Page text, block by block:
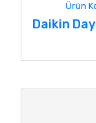
Ürün
Daikin